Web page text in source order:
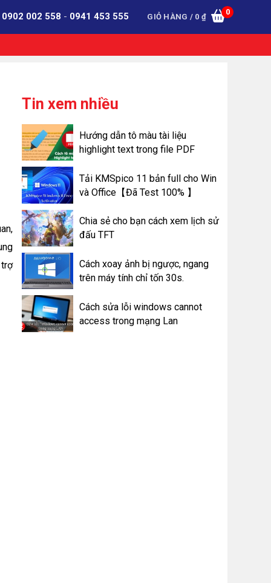
GIỎ HÀNG / 0 ₫
0
0902 002 558 - 0941 453 555
Tin xem nhiều
Hướng dẫn tô màu tài liệu
highlight text trong file PDF
Tải KMSpico 11 bản full cho Win
và Office【Đã Test 100% 】
Chia sẻ cho bạn cách xem lịch sử
đấu TFT
Cách xoay ảnh bị ngược, ngang
trên máy tính chỉ tốn 30s.
Cách sửa lỗi windows cannot
access trong mạng Lan